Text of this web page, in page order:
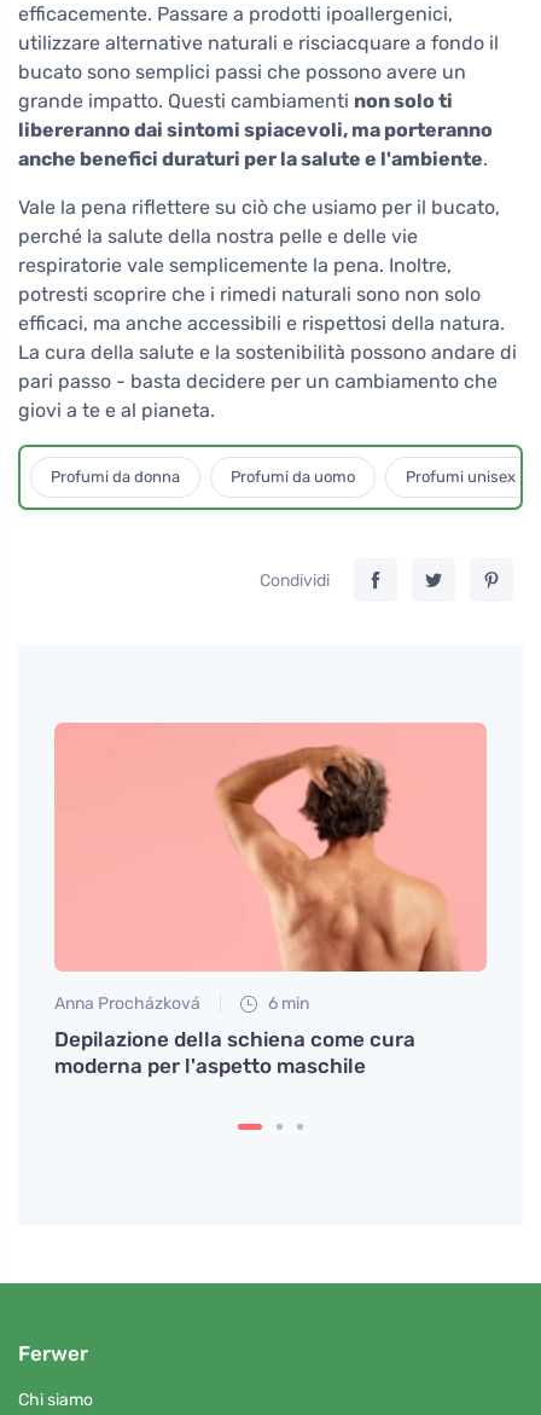
efficacemente. Passare a prodotti ipoallergenici,
utilizzare alternative naturali e risciacquare a fondo il
bucato sono semplici passi che possono avere un
grande impatto. Questi cambiamenti non solo ti
libereranno dai sintomi spiacevoli, ma porteranno
anche benefici duraturi per la salute e l'ambiente.
Vale la pena riflettere su ciò che usiamo per il bucato,
perché la salute della nostra pelle e delle vie
respiratorie vale semplicemente la pena. Inoltre,
potresti scoprire che i rimedi naturali sono non solo
efficaci, ma anche accessibili e rispettosi della natura.
La cura della salute e la sostenibilità possono andare di
pari passo - basta decidere per un cambiamento che
giovi a te e al pianeta.
Profumi da donna Profumi da uomo Profumi unisex
Condividi
Anna Procházková 6 min
Depilazione della schiena come cura
moderna per l'aspetto maschile
Ferwer
Chi siamo